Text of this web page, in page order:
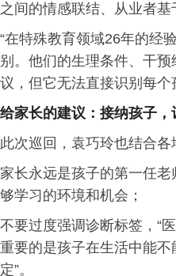
之间的情感联结、从业者
“在特殊教育领域26年的经
别。他们的生理条件、干
议，但它无法直接识别每个
给家长的建议： 接纳孩子，
此次巡回，袁巧玲也结合
家长永远是孩子的第一任
够学习的环境和机会；
不要过度强调诊断标签，“
重要的是孩子在生活中能不
定”。